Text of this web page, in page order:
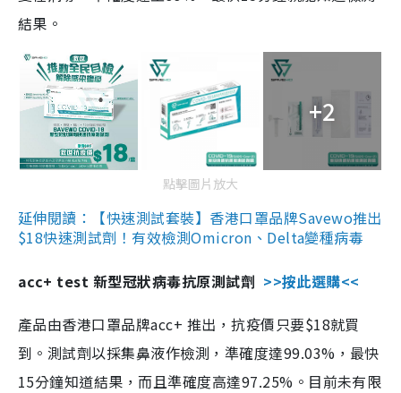
結果。
+2
點擊圖片放大
延伸閱讀：【快速測試套裝】香港口罩品牌Savewo推出
$18快速測試劑！有效檢測Omicron、Delta變種病毒
acc+ test 新型冠狀病毒抗原測試劑 >>按此選購<<
產品由香港口罩品牌acc+ 推出，抗疫價只要$18就買
到。測試劑以採集鼻液作檢測，準確度達99.03%，最快
15分鐘知道結果，而且準確度高達97.25%。目前未有限